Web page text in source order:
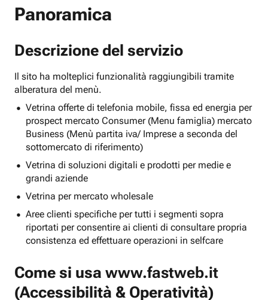
Panoramica
Descrizione del servizio
Il sito ha molteplici funzionalità raggiungibili tramite
alberatura del menù.
Vetrina offerte di telefonia mobile, fissa ed energia per
prospect mercato Consumer (Menu famiglia) mercato
Business (Menù partita iva/ Imprese a seconda del
sottomercato di riferimento)
Vetrina di soluzioni digitali e prodotti per medie e
grandi aziende
Vetrina per mercato wholesale
Aree clienti specifiche per tutti i segmenti sopra
riportati per consentire ai clienti di consultare propria
consistenza ed effettuare operazioni in selfcare
Come si usa www.fastweb.it
(Accessibilità & Operatività)